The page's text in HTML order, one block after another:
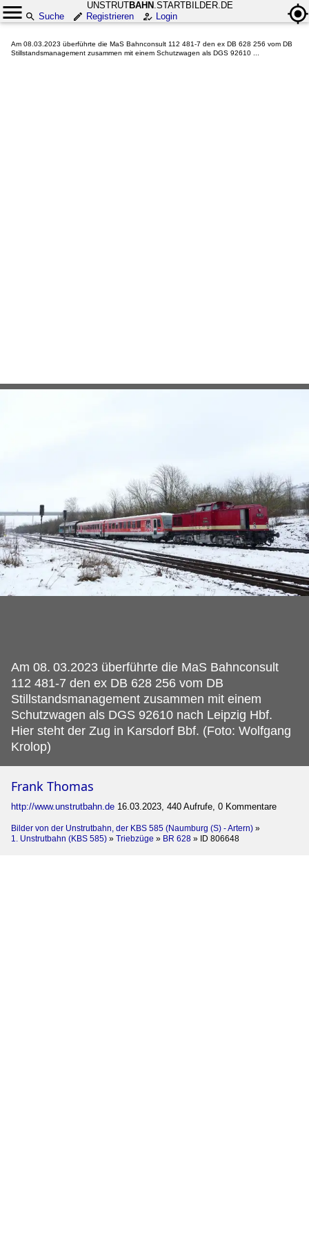
UNSTRUTBAHN .STARTBILDER.DE
Suche
Registrieren Login
Am 08.03.2023 überführte die MaS Bahnconsult 112 481-7 den ex DB 628 256 vom DB
Stillstandsmanagement zusammen mit einem Schutzwagen als DGS 92610 ...
Am 08. 03.2023 überführte die MaS Bahnconsult
112 481-7 den ex DB 628 256 vom DB
Stillstandsmanagement zusammen mit einem
Schutzwagen als DGS 92610 nach Leipzig Hbf.
Hier steht der Zug in Karsdorf Bbf. (Foto: Wolfgang
Krolop)
Frank Thomas
http://www.unstrutbahn.de 16.03.2023, 440 Aufrufe, 0 Kommentare
Bilder von der Unstrutbahn, der KBS 585 (Naumburg (S) - Artern) »
1. Unstrutbahn (KBS 585) » Triebzüge » BR 628 » ID 806648